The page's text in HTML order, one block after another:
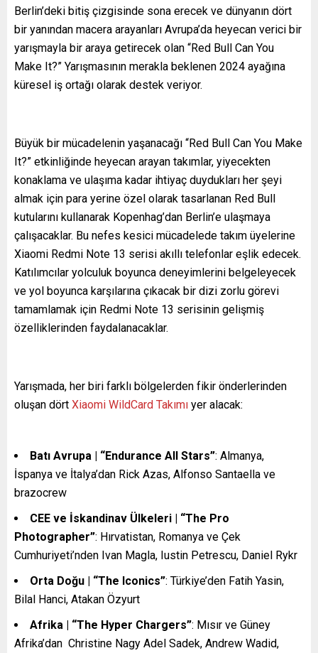
Berlin’deki bitiş çizgisinde sona erecek ve dünyanın dört
bir yanından macera arayanları Avrupa’da heyecan verici bir
yarışmayla bir araya getirecek olan “Red Bull Can You
Make It?” Yarışmasının merakla beklenen 2024 ayağına
küresel iş ortağı olarak destek veriyor.
Büyük bir mücadelenin yaşanacağı “Red Bull Can You Make
It?” etkinliğinde heyecan arayan takımlar, yiyecekten
konaklama ve ulaşıma kadar ihtiyaç duydukları her şeyi
almak için para yerine özel olarak tasarlanan Red Bull
kutularını kullanarak Kopenhag’dan Berlin’e ulaşmaya
çalışacaklar. Bu nefes kesici mücadelede takım üyelerine
Xiaomi Redmi Note 13 serisi akıllı telefonlar eşlik edecek.
Katılımcılar yolculuk boyunca deneyimlerini belgeleyecek
ve yol boyunca karşılarına çıkacak bir dizi zorlu görevi
tamamlamak için Redmi Note 13 serisinin gelişmiş
özelliklerinden faydalanacaklar.
Yarışmada, her biri farklı bölgelerden fikir önderlerinden
oluşan dört Xiaomi WildCard Takımı yer alacak:
Batı Avrupa | “Endurance All Stars”: Almanya,
İspanya ve İtalya’dan Rick Azas, Alfonso Santaella ve
brazocrew
CEE ve İskandinav Ülkeleri | “The Pro
Photographer”: Hırvatistan, Romanya ve Çek
Cumhuriyeti’nden Ivan Magla, Iustin Petrescu, Daniel Rykr
Orta Doğu | “The Iconics”: Türkiye’den Fatih Yasin,
Bilal Hanci, Atakan Özyurt
Afrika | “The Hyper Chargers”: Mısır ve Güney
Afrika’dan Christine Nagy Adel Sadek, Andrew Wadid,